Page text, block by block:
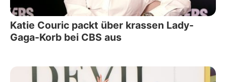
Katie Couric packt über krassen Lady-
Gaga-Korb bei CBS aus